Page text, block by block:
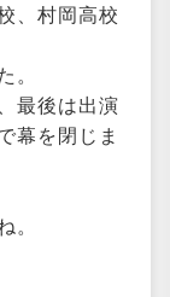
、村岡高校
。
最後は出演
幕を閉じま
。